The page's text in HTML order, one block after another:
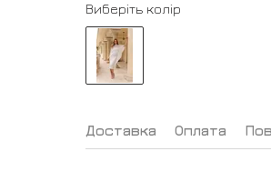
Виберіть колір
Доставка Оплата